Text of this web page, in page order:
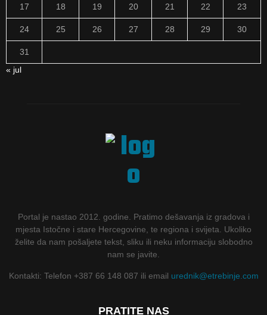
17 18 19 20 21 22 23
24 25 26 27 28 29 30
31
« jul
Portal je nastao 2012. godine. Pratimo dešavanja iz gradova i
mjesta Istočne i stare Hercegovine, te regiona i svijeta. Ukoliko
želite da nam pošaljete tekst, sliku ili neku informaciju slobodno
nam se javite.
Kontakti: Telefon +387 66 148 087 ili email urednik@etrebinje.com
PRATITE NAS